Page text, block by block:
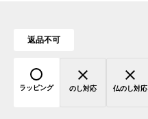
返品不可
ラッピング のし対応 仏のし対応